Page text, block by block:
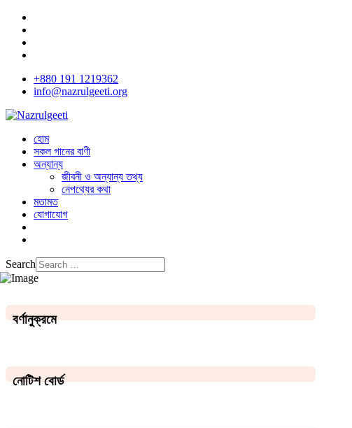
+880 191 1219362
info@nazrulgeeti.org
হোম
সকল গানের বাণী
অন্যান্য
জীবনী ও অন্যান্য তথ্য
নেপথ্যের কথা
মতামত
যোগাযোগ
Search
বর্ণানুক্রমে
নোটিশ বোর্ড